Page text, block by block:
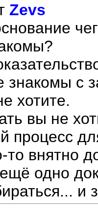
Zevs
знакомы с
хотите.
вы не
процесс
то внятно
одно
и